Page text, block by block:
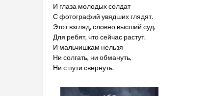
И глаза молодых солдат
С фотографий увядших глядят.
Этот взгляд, словно высший суд,
Для ребят, что сейчас растут.
И мальчишкам нельзя
Ни солгать, ни обмануть,
Ни с пути свернуть.